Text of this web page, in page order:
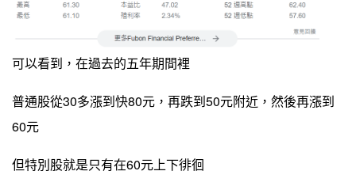
可以看到，在過去的五年期間裡
普通股從30多漲到快80元，再跌到50元附近，然後再漲到
60元
但特別股就是只有在60元上下徘徊